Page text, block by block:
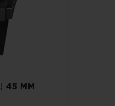
45 MM